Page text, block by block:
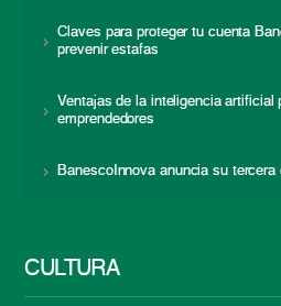
Claves para proteger tu cuenta
prevenir estafas
Ventajas de la inteligencia artificial
emprendedores
BanescoInnova anuncia su tercera
CULTURA